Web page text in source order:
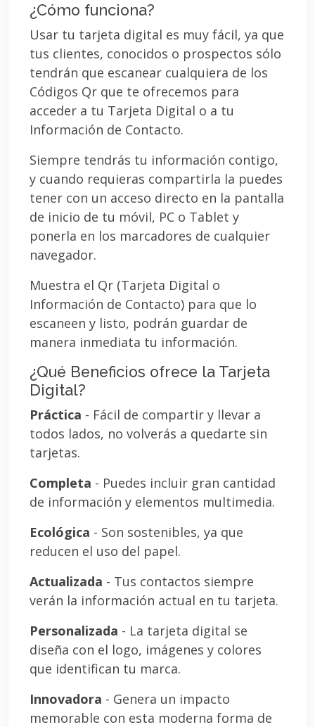
¿Cómo funciona?
Usar tu tarjeta digital es muy fácil, ya que
tus clientes, conocidos o prospectos sólo
tendrán que escanear cualquiera de los
Códigos Qr que te ofrecemos para
acceder a tu Tarjeta Digital o a tu
Información de Contacto.
Siempre tendrás tu información contigo,
y cuando requieras compartirla la puedes
tener con un acceso directo en la pantalla
de inicio de tu móvil, PC o Tablet y
ponerla en los marcadores de cualquier
navegador.
Muestra el Qr (Tarjeta Digital o
Información de Contacto) para que lo
escaneen y listo, podrán guardar de
manera inmediata tu información.
¿Qué Beneficios ofrece la Tarjeta
Digital?
Práctica - Fácil de compartir y llevar a
todos lados, no volverás a quedarte sin
tarjetas.
Completa - Puedes incluir gran cantidad
de información y elementos multimedia.
Ecológica - Son sostenibles, ya que
reducen el uso del papel.
Actualizada - Tus contactos siempre
verán la información actual en tu tarjeta.
Personalizada - La tarjeta digital se
diseña con el logo, imágenes y colores
que identifican tu marca.
Innovadora - Genera un impacto
memorable con esta moderna forma de